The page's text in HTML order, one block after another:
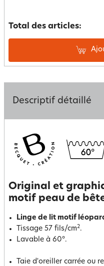
Total des articles:
Descriptif détaillé
Original et
motif peau de
Linge de lit motif
Tissage 57 fils/cm2.
Lavable à 60°.
Taie d'oreiller carrée ou